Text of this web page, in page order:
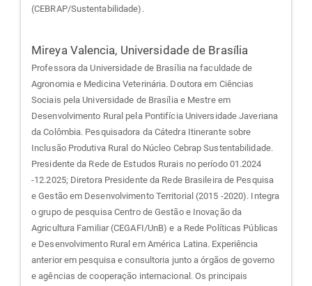
(CEBRAP/Sustentabilidade).
Mireya Valencia, Universidade de Brasília
Professora da Universidade de Brasília na faculdade de
Agronomia e Medicina Veterinária. Doutora em Ciências
Sociais pela Universidade de Brasília e Mestre em
Desenvolvimento Rural pela Pontifícia Universidade Javeriana
da Colômbia. Pesquisadora da Cátedra Itinerante sobre
Inclusão Produtiva Rural do Núcleo Cebrap Sustentabilidade.
Presidente da Rede de Estudos Rurais no período 01.2024
-12.2025; Diretora Presidente da Rede Brasileira de Pesquisa
e Gestão em Desenvolvimento Territorial (2015 -2020). Integra
o grupo de pesquisa Centro de Gestão e Inovação da
Agricultura Familiar (CEGAFI/UnB) e a Rede Políticas Públicas
e Desenvolvimento Rural em América Latina. Experiência
anterior em pesquisa e consultoria junto a órgãos de governo
e agências de cooperação internacional. Os principais